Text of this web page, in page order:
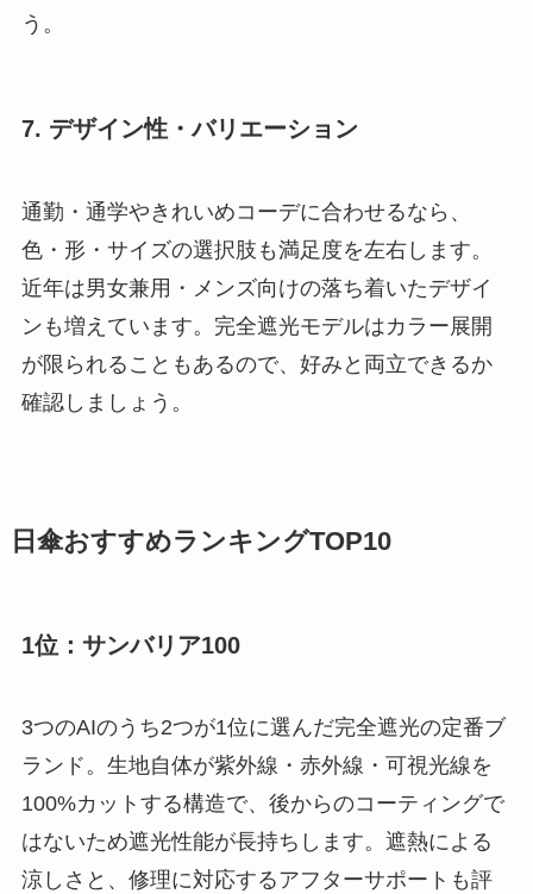
う。
7. デザイン性・バリエーション
通勤・通学やきれいめコーデに合わせるなら、
色・形・サイズの選択肢も満足度を左右します。
近年は男女兼用・メンズ向けの落ち着いたデザイ
ンも増えています。完全遮光モデルはカラー展開
が限られることもあるので、好みと両立できるか
確認しましょう。
日傘おすすめランキングTOP10
1位：サンバリア100
3つのAIのうち2つが1位に選んだ完全遮光の定番ブ
ランド。生地自体が紫外線・赤外線・可視光線を
100%カットする構造で、後からのコーティングで
はないため遮光性能が長持ちします。遮熱による
涼しさと、修理に対応するアフターサポートも評